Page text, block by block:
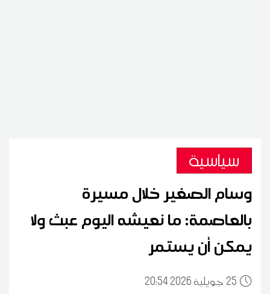
سياسية
وسام الصغير خلال مسيرة
بالعاصمة: ما نعيشه اليوم عبث ولا
يمكن أن يستمر
25 20:54 2026 جويلية